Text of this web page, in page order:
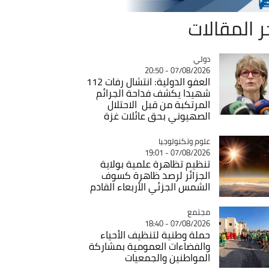
المقالات
Catégorie
دولي
07/08/2026 - 20:50
العفو الدولية: انتشال رفات 112
شهيدا يكشف فداحة الجرائم
المرتكبة من قبل الاحتلال
الصهيوني بحق عائلات غزة
Catégorie
علوم وتكنولوجيا
07/08/2026 - 19:01
تنظيم تظاهرة علمية بولاية
الجزائر لرصد ظاهرة كسوف
الشمس الجزئي الأربعاء القادم
Catégorie
مجتمع
07/08/2026 - 18:40
حملة وطنية لتنظيف الأحياء
والفضاءات العمومية بمشاركة
المواطنين والجمعيات